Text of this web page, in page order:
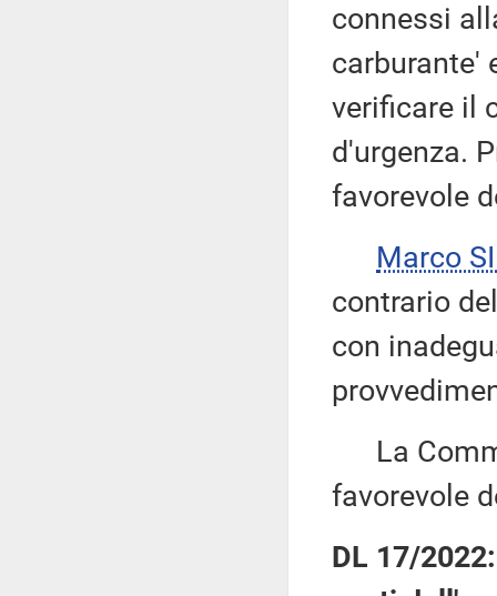
connessi
carburante'
verificare il
d'urgenza.
favorevole
Marco
contrario
con
La
favorevole
DL 17/